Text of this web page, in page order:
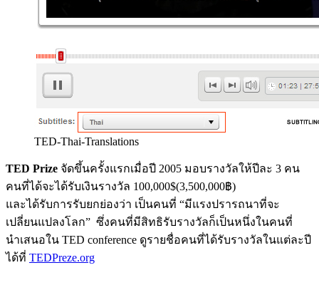
TED-Thai-Translations
TED Prize จัดขึ้นครั้งแรกเมื่อปี 2005 มอบรางวัลให้ปีละ 3 คน
คนที่ได้จะได้รับเงินรางวัล 100,000$(3,500,000฿)
และได้รับการรับยกย่องว่า เป็นคนที่ “มีแรงปรารถนาที่จะ
เปลี่ยนแปลงโลก” ซึ่งคนที่มีสิทธิรับรางวัลก็เป็นหนึ่งในคนที่
นำเสนอใน TED conference ดูรายชื่อคนที่ได้รับรางวัลในแต่ละปี
ได้ที่ TEDPreze.org